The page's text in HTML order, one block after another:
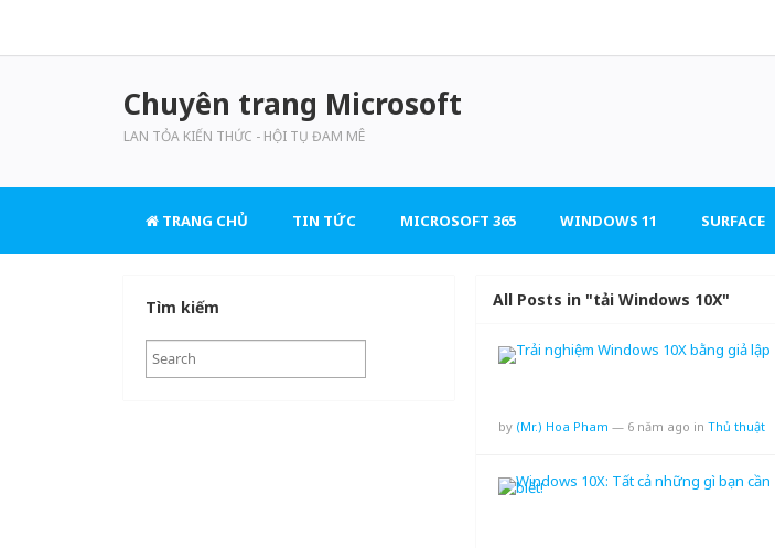
Chuyên trang Microsoft
LAN TỎA KIẾN THỨC - HỘI TỤ ĐAM MÊ
TRANG CHỦ TIN TỨC MICROSOFT 365 WINDOWS 11 SURFACE
All Posts in "tải Windows 10X"
by (Mr.) Hoa Pham — 6 năm ago in Thủ thuật
Tìm kiếm